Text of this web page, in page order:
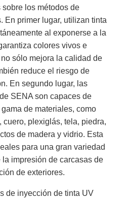
los métodos de
En primer lugar, utilizan tinta
al exponerse a la
colores vivos e
sólo mejora la calidad de
reduce el riesgo de
En segundo lugar, las
SENA son capaces de
de materiales, como
cuero, plexiglás, tela, piedra,
de madera y vidrio. Esta
para una gran variedad
impresión de carcasas de
de exteriores.
de inyección de tinta UV